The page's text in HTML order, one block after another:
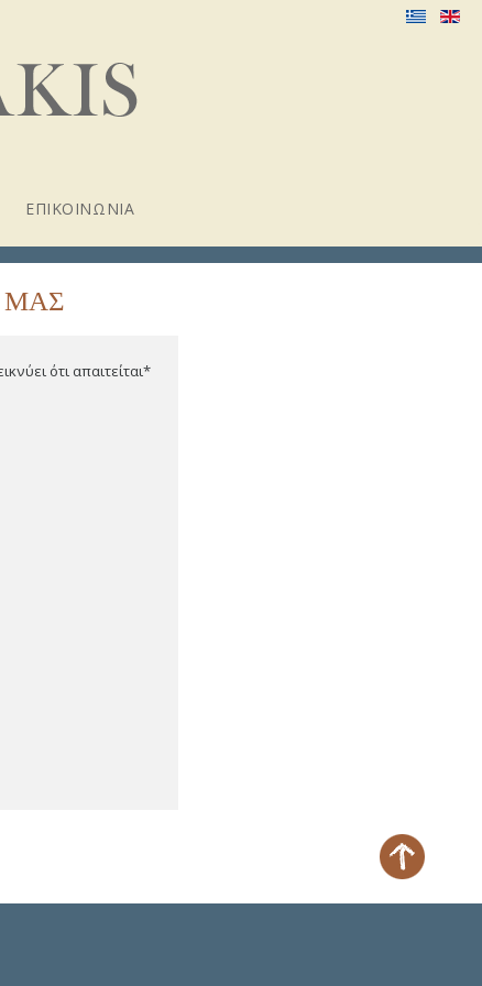
ΕΠΙΚΟΙΝΩΝΙΑ
ΜΑΣ
ότι απαιτείται*